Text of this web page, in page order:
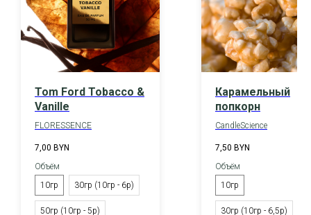
Tom Ford Tobacco &
Vanille
FLORESSENCE
7,00 BYN
Объём
10гр
30гр (10гр - 6р)
50гр (10гр - 5р)
Карамельный
попкорн
CandleScience
7,50 BYN
Объём
10гр
30гр (10гр - 6,5р)